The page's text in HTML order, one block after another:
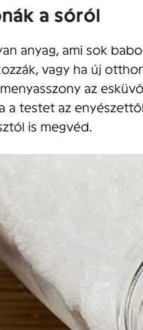
a sóról
anyag, ami sok
vagy ha új
az
a testet az
is megvéd.